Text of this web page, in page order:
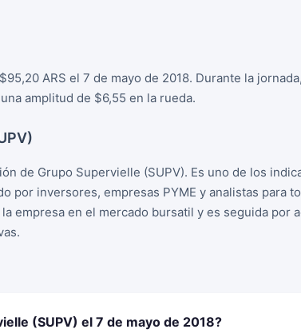
ARS el 7 de mayo de 2018. Durante la
amplitud de $6,55 en la rueda.
de Grupo Supervielle (SUPV). Es uno de los
por inversores, empresas PYME y analistas para
empresa en el mercado bursatil y es seguida por
(SUPV) el 7 de mayo de 2018?